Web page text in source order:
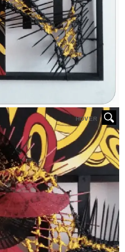
HOVER